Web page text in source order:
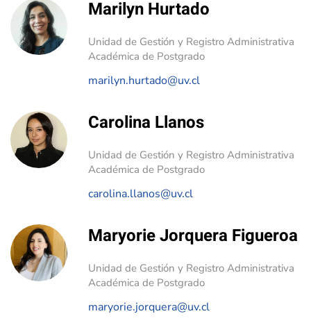
Marilyn Hurtado
Unidad de Gestión y Registro Administrativa
Académica de Postgrado
marilyn.hurtado@uv.cl
Carolina Llanos
Unidad de Gestión y Registro Administrativa
Académica de Postgrado
carolina.llanos@uv.cl
Maryorie Jorquera Figueroa
Unidad de Gestión y Registro Administrativa
Académica de Postgrado
maryorie.jorquera@uv.cl